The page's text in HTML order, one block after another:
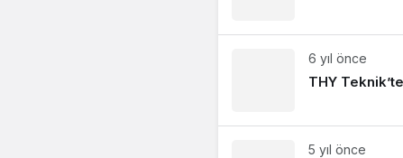
6 yıl önce
THY
5 yıl önce